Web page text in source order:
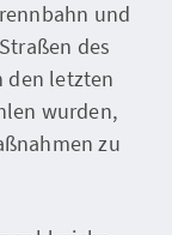
und
des
den letzten
wurden,
zu